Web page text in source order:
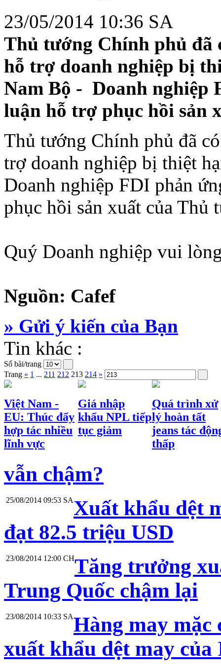
23/05/2014 10:36 SA
Thủ tướng Chính phủ đã
hỗ trợ doanh nghiệp bị
Nam Bộ - Doanh nghiệp
luận hỗ trợ phục hồi sản
Thủ tướng Chính phủ đã
trợ doanh nghiệp bị thiệt
Doanh nghiệp FDI phản
phục hồi sản xuất của Thủ
Quý Doanh nghiệp vui
Nguồn: Cafef
» Gửi ý kiến của Bạn
Tin khác :
Số bài/trang
Trang « 1 ... 211 212 213 214 »
Việt Nam -
EU: Thúc đẩy
hợp tác nhiều
lĩnh vực
Giá nhập
khẩu NPL tiếp
tục giảm
Quá trình xử
lý hoàn tất
jeans tác
thấp
vẫn chậm?
25/08/2014 09:53 SAXuất khẩu dệt
đạt 82.5 triệu USD
23/08/2014 12:00 CHTăng trưởng
Trung Quốc chậm lại
23/08/2014 10:33 SAHàng may mặc
xuất khẩu dệt may của